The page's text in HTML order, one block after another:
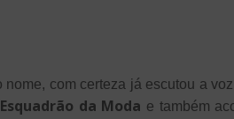
com certeza já escutou a
Esquadrão da Moda e também